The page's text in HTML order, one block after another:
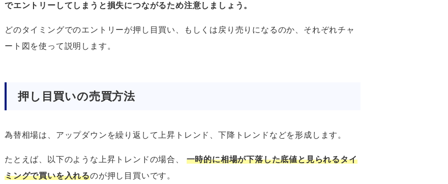
でエントリーしてしまうと損失につながるため注意しましょう。
どのタイミングでのエントリーが押し目買い、もしくは戻り売りになるのか、それぞれチャ
ート図を使って説明します。
押し目買いの売買方法
為替相場は、アップダウンを繰り返して上昇トレンド、下降トレンドなどを形成します。
たとえば、以下のような上昇トレンドの場合、 一時的に相場が下落した底値と見られるタイ
ミングで買いを入れるのが押し目買いです。